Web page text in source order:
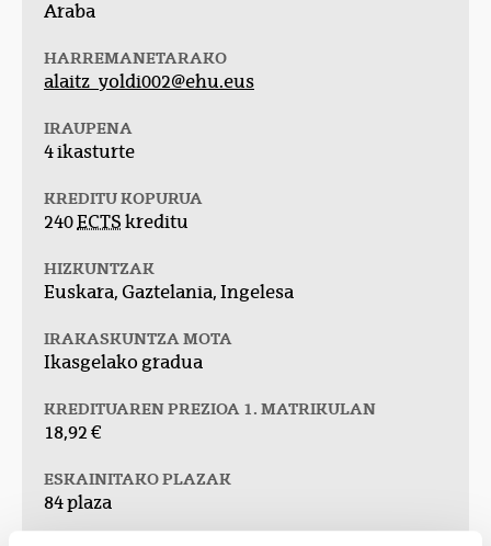
Araba
HARREMANETARAKO
alaitz_yoldi002@ehu.eus
IRAUPENA
4 ikasturte
KREDITU KOPURUA
240ECTS kreditu
HIZKUNTZAK
Euskara, Gaztelania, Ingelesa
IRAKASKUNTZA MOTA
Ikasgelako gradua
KREDITUAREN PREZIOA 1. MATRIKULAN
18,92 €
ESKAINITAKO PLAZAK
84 plaza